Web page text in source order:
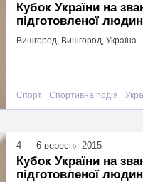
Кубок України на
підготовленої
Вишгород, Вишгород, Україна
Спорт Спортивна подія
4 — 6 вересня 2015
Кубок України на
підготовленої